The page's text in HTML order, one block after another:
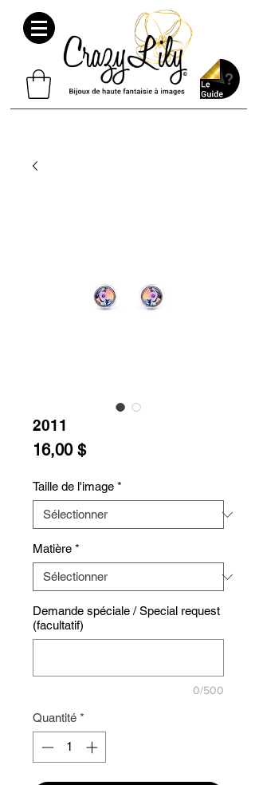
2011
16,00 $Prix
Taille de l'image *
Matière *
Demande spéciale / Special request
(facultatif)
0/500
Quantité *